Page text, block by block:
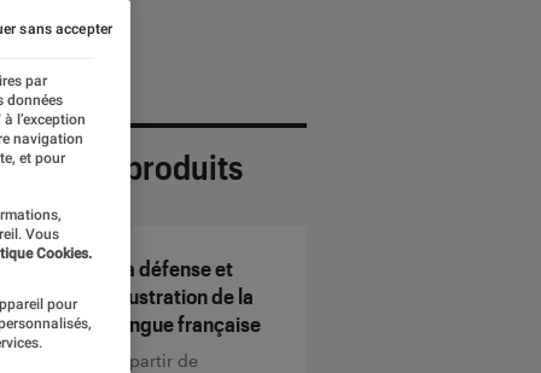
de produits
La défense et
illustration de la
langue française
À partir de
par
données
l’exception
navigation
et pour
Vous
Cookies.
pour
sans accepter